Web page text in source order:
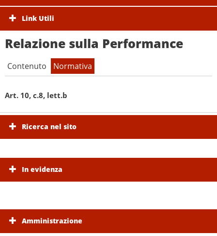
Link Utili
Relazione sulla Performance
Contenuto Normativa
Art. 10, c.8, lett.b
Ricerca nel sito
In evidenza
Amministrazione